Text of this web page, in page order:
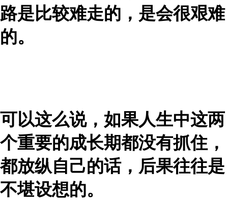
路是比较难走的，是会很艰难
的。
可以这么说，如果人生中这两
个重要的成长期都没有抓住，
都放纵自己的话，后果往往是
不堪设想的。